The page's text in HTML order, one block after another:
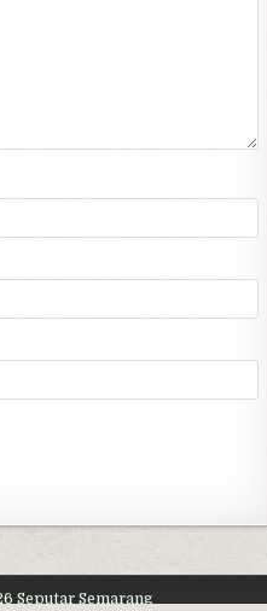
Seputar Semarang